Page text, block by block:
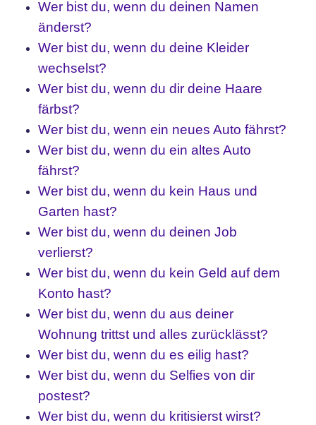
Wer bist du, wenn du deinen Namen
änderst?
Wer bist du, wenn du deine Kleider
wechselst?
Wer bist du, wenn du dir deine Haare
färbst?
Wer bist du, wenn ein neues Auto fährst?
Wer bist du, wenn du ein altes Auto
fährst?
Wer bist du, wenn du kein Haus und
Garten hast?
Wer bist du, wenn du deinen Job
verlierst?
Wer bist du, wenn du kein Geld auf dem
Konto hast?
Wer bist du, wenn du aus deiner
Wohnung trittst und alles zurücklässt?
Wer bist du, wenn du es eilig hast?
Wer bist du, wenn du Selfies von dir
postest?
Wer bist du, wenn du kritisierst wirst?